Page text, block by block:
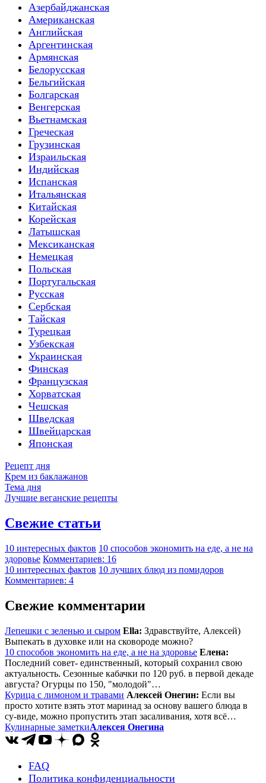
Азербайджанская
Американская
Английская
Аргентинская
Армянская
Белорусская
Бельгийская
Болгарская
Венгерская
Вьетнамская
Греческая
Грузинская
Израильская
Индийская
Испанская
Итальянская
Китайская
Корейская
Латышская
Мексиканская
Немецкая
Польская
Португальская
Русская
Сербская
Тайская
Турецкая
Узбекская
Украинская
Финская
Французская
Хорватская
Чешская
Шведская
Швейцарская
Японская
Рецепт дня
Крем из баклажанов
Тема дня
Лучшие веганские рецепты
Свежие статьи
10 интересных фактов 10 способов экономить на еде, а не на
здоровье Комментариев: 16
10 интересных фактов 10 лучших блюд из помидоров
Комментариев: 4
Свежие комментарии
Лепешки с зеленью и сыром Ella: Здравствуйте, Алексей)
Выпекать в духовке или на сковороде можно?
10 способов экономить на еде, а не на здоровье Елена:
Последний совет- единственный, который сохранил свою
актуальность. Сезонные кабачки по 120 руб. в первой декаде
августа? Огурцы по 150, "молодой"…
Курица с лимоном и травами Алексей Онегин: Если вы
просто хотите взять этот маринад за основу вашего блюда в
су-виде, можно пропустить этап засаливания, хотя всё…
Кулинарные заметкиАлексея Онегина
FAQ
Политика конфиденциальности